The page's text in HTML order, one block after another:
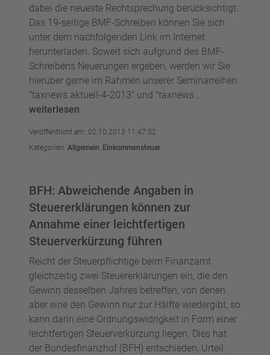
dabei die neueste Rechtsprechung berücksichtigt.
Das 19-seitige BMF-Schreiben können Sie sich
unter dem nachfolgenden Link im Internet
herunterladen. Soweit sich aufgrund des BMF-
Schreibens Neuerungen ergeben, werden wir Sie
hierüber gerne im Rahmen unserer Seminarreihen
"taxnews aktuell-4-2013" und "taxnews ...
weiterlesen
Veröffentlicht am: 02.10.2013 11:47:52
Kategorien: Allgemein, Einkommensteuer
BFH: Abweichende Angaben in
Steuererklärungen können zur
Annahme einer leichtfertigen
Steuerverkürzung führen
Reicht der Steuerpflichtige beim Finanzamt
gleichzeitig zwei Steuererklärungen ein, die den
Gewinn desselben Jahres betreffen, von denen
aber eine den Gewinn nur zur Hälfte wiedergibt, so
kann darin eine Ordnungswidrigkeit in Form einer
leichtfertigen Steuerverkürzung liegen. Dies hat
der Bundesfinanzhof (BFH) entschieden, Urteil